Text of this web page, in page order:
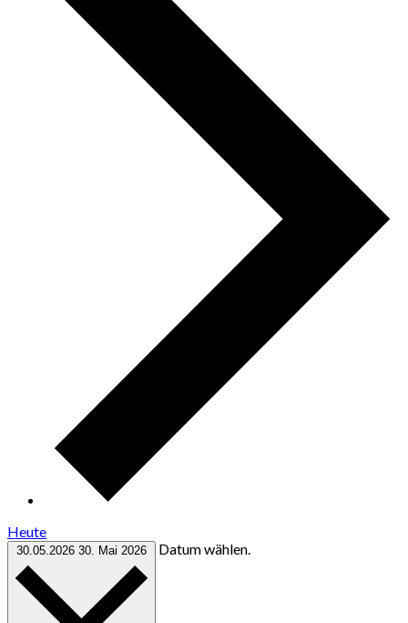
Heute
30.05.2026 30. Mai 2026 Datum wählen.